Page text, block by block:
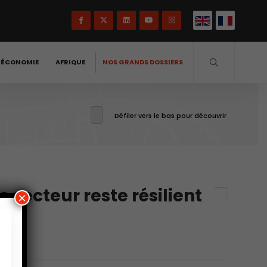
AFRIQUE NOS GRANDS DOSSIERS
Défiler vers le bas pour découvrir
secteur reste résilient
×